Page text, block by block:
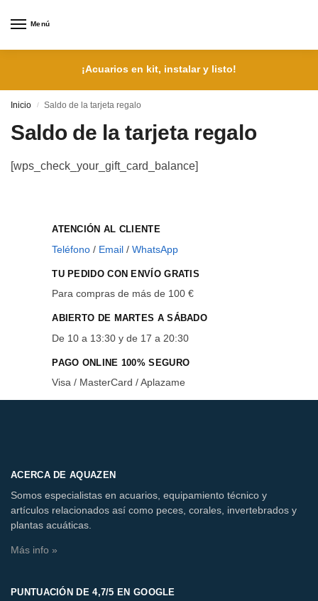
Menú
¡Acuarios en kit, instalar y listo!
Inicio / Saldo de la tarjeta regalo
Saldo de la tarjeta regalo
[wps_check_your_gift_card_balance]
ATENCIÓN AL CLIENTE
Teléfono / Email /WhatsApp
TU PEDIDO CON ENVÍO GRATIS
Para compras de más de 100 €
ABIERTO DE MARTES A SÁBADO
De 10 a 13:30 y de 17 a 20:30
PAGO ONLINE 100% SEGURO
Visa / MasterCard / Aplazame
ACERCA DE AQUAZEN
Somos especialistas en acuarios, equipamiento técnico y
artículos relacionados así como peces, corales, invertebrados y
plantas acuáticas.
Más info »
PUNTUACIÓN DE 4,7/5 EN GOOGLE